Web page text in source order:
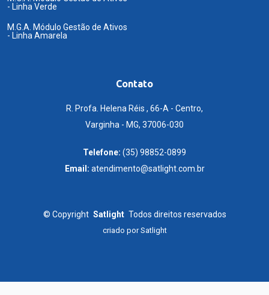
- Linha Verde
M.G.A. Módulo Gestão de Ativos
- Linha Amarela
Contato
R. Profa. Helena Réis , 66-A - Centro,
Varginha - MG, 37006-030
Telefone: (35) 98852-0899
Email: atendimento@satlight.com.br
© Copyright Satlight Todos direitos reservados
criado porSatlight